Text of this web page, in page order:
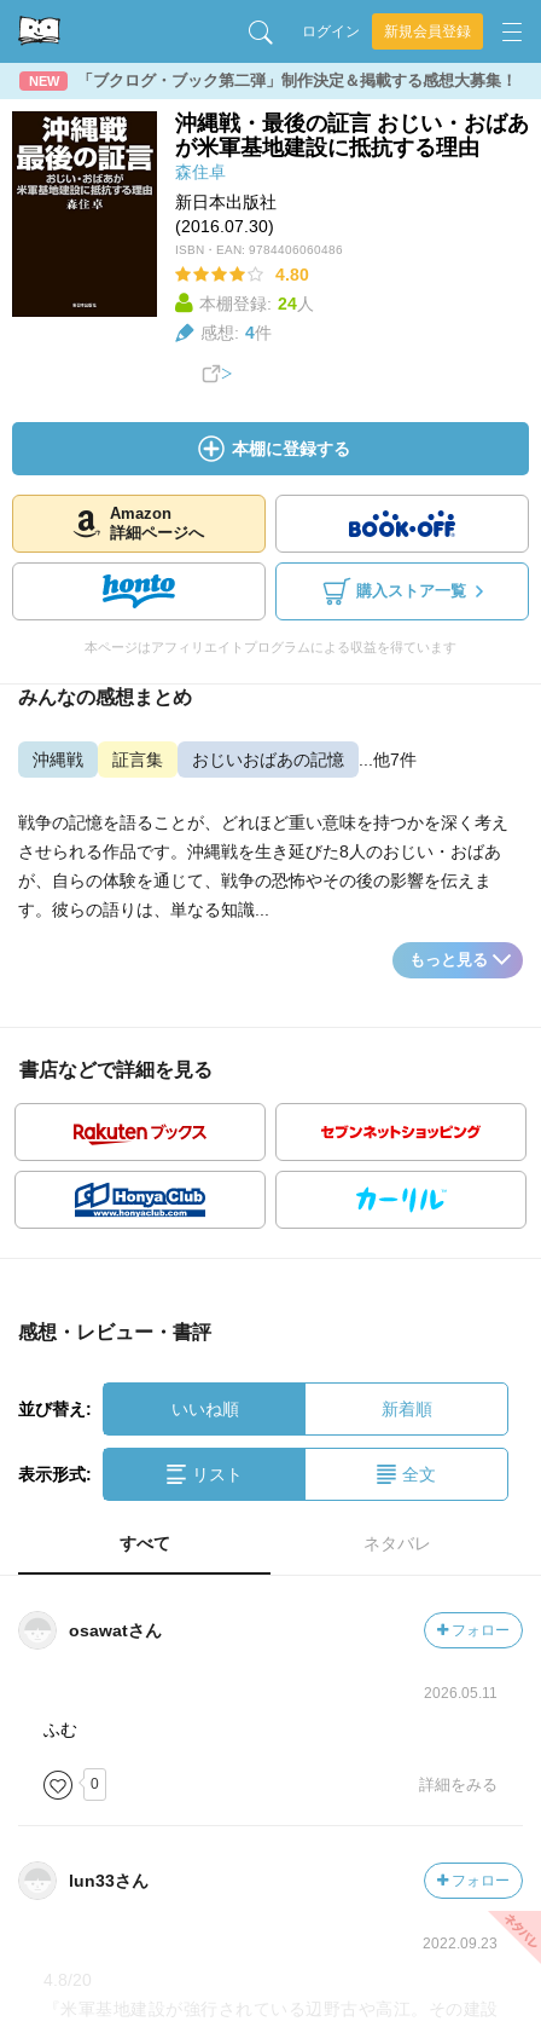
ログイン 新規会員登録
NEW 「ブクログ・ブック第二弾」制作決定＆掲載する感想大募集！
沖縄戦・最後の証言 おじい・おばあ
が米軍基地建設に抵抗する理由
森住卓
新日本出版社
(2016.07.30)
ISBN・EAN: 9784406060486
4.80
本棚登録: 24人
感想: 4件
本棚に登録する
Amazon
詳細ページへ
購入ストア一覧
本ページはアフィリエイトプログラムによる収益を得ています
みんなの感想まとめ
沖縄戦 証言集 おじいおばあの記憶 ...他7件
戦争の記憶を語ることが、どれほど重い意味を持つかを深く考え
させられる作品です。沖縄戦を生き延びた8人のおじい・おばあ
が、自らの体験を通じて、戦争の恐怖やその後の影響を伝えま
す。彼らの語りは、単なる知識...
もっと見る
書店などで詳細を見る
感想・レビュー・書評
並び替え: いいね順 新着順
表示形式: リスト 全文
すべて ネタバレ
osawatさん フォロー
2026.05.11
ふむ
0 詳細をみる
lun33さん フォロー
2022.09.23
4.8/20
『米軍基地建設が強行されている辺野古や高江。その建設